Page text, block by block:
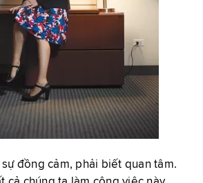
sự đồng cảm, phải biết quan tâm.